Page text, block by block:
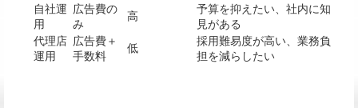
自社運
用
広告費の
み
高
予算を抑えたい、社内に知
見がある
代理店
運用
広告費＋
手数料
低
採用難易度が高い、業務負
担を減らしたい